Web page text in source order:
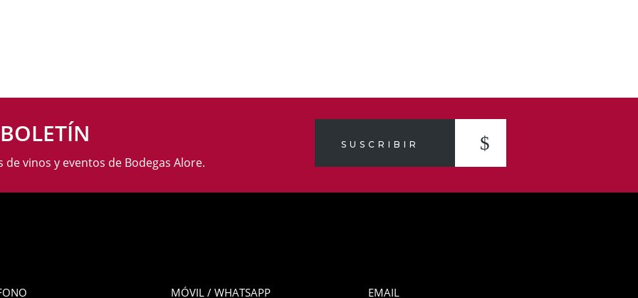
vinos y eventos de Bodegas Alore.
SUSCRIBIR
MÓVIL / WHATSAPP EMAIL